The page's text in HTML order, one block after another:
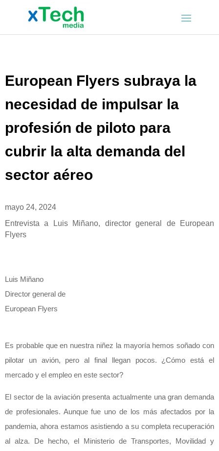
European Flyers subraya la
necesidad de impulsar la
profesión de piloto para
cubrir la alta demanda del
sector aéreo
mayo 24, 2024
Entrevista a Luis Miñano, director general de European
Flyers
Luis Miñano
Director general de
European Flyers
Es probable que en nuestra niñez la mayoría hemos soñado con
pilotar un avión, pero al final llegan pocos. ¿Cómo está el
mercado y el empleo en este sector?
El sector de la aviación presenta actualmente una gran demanda
de profesionales. Aunque fue uno de los más afectados por la
pandemia, ahora estamos asistiendo a su completa recuperación
al alza. De hecho, el Ministerio de Transportes, Movilidad y